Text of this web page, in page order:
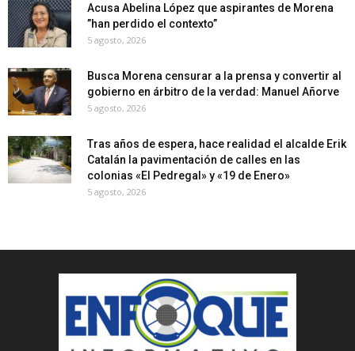
Acusa Abelina López que aspirantes de Morena
”han perdido el contexto”
5 agosto, 2026
Busca Morena censurar a la prensa y convertir al
gobierno en árbitro de la verdad: Manuel Añorve
5 agosto, 2026
Tras años de espera, hace realidad el alcalde Erik
Catalán la pavimentación de calles en las
colonias «El Pedregal» y «19 de Enero»
5 agosto, 2026